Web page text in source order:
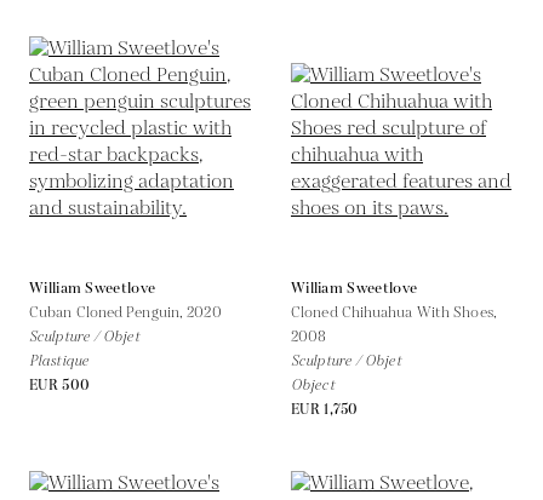
William Sweetlove
Cuban Cloned Penguin,2020
Sculpture / Objet
Plastique
EUR 500
William Sweetlove
Cloned Chihuahua With Shoes,
2008
Sculpture / Objet
Object
EUR 1,750